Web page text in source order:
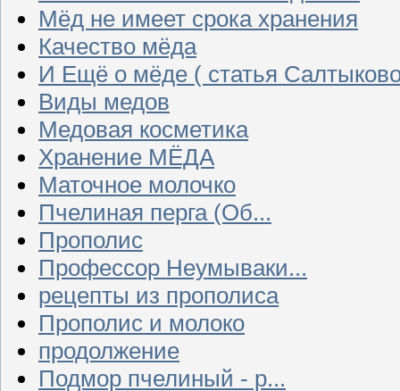
Мёд не имеет срока хранения
Качество мёда
И Ещё о мёде ( статья
Виды медов
Медовая косметика
Хранение МЁДА
Маточное молочко
Пчелиная перга (Об...
Прополис
Профессор Неумываки...
рецепты из прополиса
Прополис и молоко
продолжение
Подмор пчелиный - р...